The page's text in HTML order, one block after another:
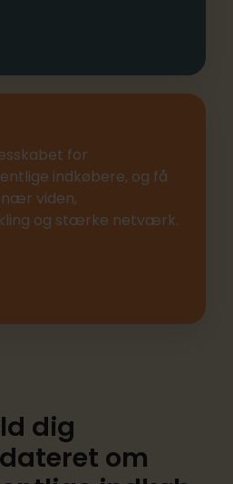
for
indkøbere, og få
viden,
og stærke netværk.
dig
om